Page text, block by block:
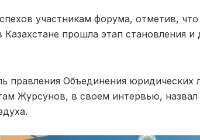
участникам форума, отметив,
прошла этап становления и
правления Объединения юридических
Журсунов, в своем интервью,